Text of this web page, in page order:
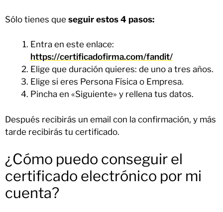
Sólo tienes que seguir estos 4 pasos:
Entra en este enlace:
https://certificadofirma.com/fandit/
Elige que duración quieres: de uno a tres años.
Elige si eres Persona Física o Empresa.
Pincha en «Siguiente» y rellena tus datos.
Después recibirás un email con la confirmación, y más
tarde recibirás tu certificado.
¿Cómo puedo conseguir el
certificado electrónico por mi
cuenta?